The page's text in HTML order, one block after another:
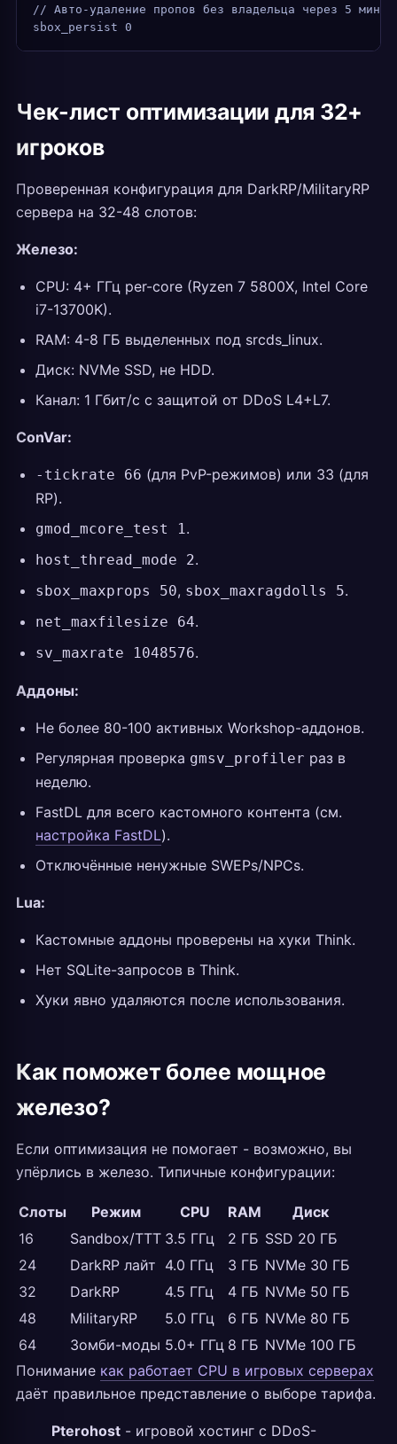
// Авто-удаление пропов без владельца через 5 минут
sbox_persist 0
Чек-лист оптимизации для 32+
игроков
Проверенная конфигурация для DarkRP/MilitaryRP
сервера на 32-48 слотов:
Железо:
CPU: 4+ ГГц per-core (Ryzen 7 5800X, Intel Core
i7-13700K).
RAM: 4-8 ГБ выделенных под srcds_linux.
Диск: NVMe SSD, не HDD.
Канал: 1 Гбит/с с защитой от DDoS L4+L7.
ConVar:
-tickrate 66 (для PvP-режимов) или 33 (для
RP).
gmod_mcore_test 1.
host_thread_mode 2.
sbox_maxprops 50, sbox_maxragdolls 5.
net_maxfilesize 64.
sv_maxrate 1048576.
Аддоны:
Не более 80-100 активных Workshop-аддонов.
Регулярная проверка gmsv_profiler раз в
неделю.
FastDL для всего кастомного контента (см.
настройка FastDL).
Отключённые ненужные SWEPs/NPCs.
Lua:
Кастомные аддоны проверены на хуки Think.
Нет SQLite-запросов в Think.
Хуки явно удаляются после использования.
Как поможет более мощное
железо?
Если оптимизация не помогает - возможно, вы
упёрлись в железо. Типичные конфигурации:
Слоты Режим CPU RAM
Диск
16
Sandbox/TTT 3.5 ГГц 2 ГБ SSD 20 ГБ
24
DarkRP лайт 4.0 ГГц 3 ГБ NVMe 30 ГБ
32
DarkRP 4.5 ГГц 4 ГБ NVMe 50 ГБ
48
MilitaryRP 5.0 ГГц 6 ГБ NVMe 80 ГБ
64
Зомби-моды 5.0+ ГГц 8 ГБ NVMe 100 ГБ
Понимание как работает CPU в игровых серверах
даёт правильное представление о выборе тарифа.
Pterohost - игровой хостинг с DDoS-